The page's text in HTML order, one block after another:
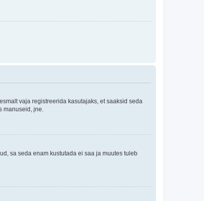
vaja registreerida kasutajaks, et saaksid seda
manuseid, jne.
sa seda enam kustutada ei saa ja muutes tuleb